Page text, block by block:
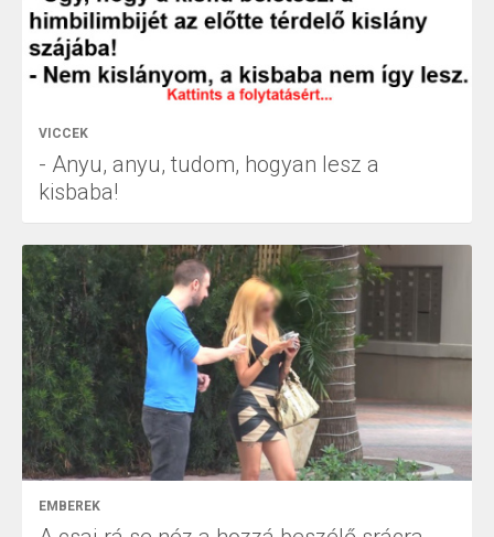
VICCEK
- Anyu, anyu, tudom, hogyan lesz a
kisbaba!
EMBEREK